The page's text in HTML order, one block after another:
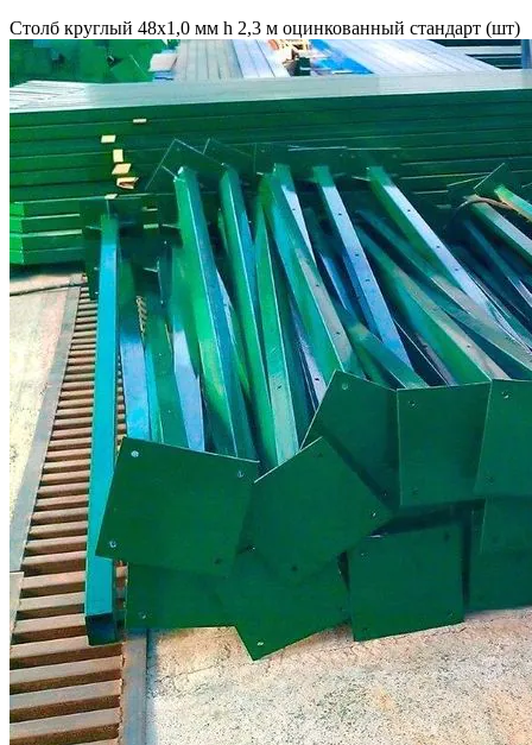
Столб круглый 48х1,0 мм h 2,3 м оцинкованный стандарт (шт)